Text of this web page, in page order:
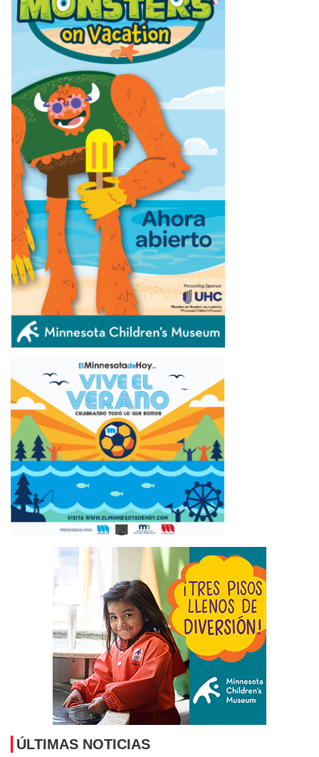
ÚLTIMAS NOTICIAS